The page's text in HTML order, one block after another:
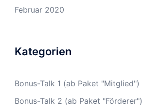
Februar 2020
Kategorien
Bonus-Talk 1 (ab Paket "Mitglied")
Bonus-Talk 2 (ab Paket "Förderer")